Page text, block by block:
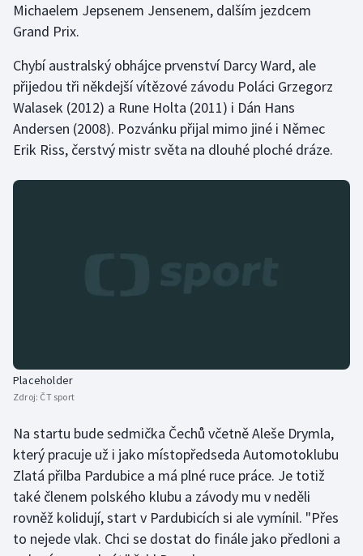
Krasobruslení
Lezení
Lyže a snowboard
Moderní pětiboj
Motorsport
Ragby
Rychlostní kanoistika
Short track
Sportovní střelba
Michaelem Jepsenem Jensenem, dalším jezdcem
Grand Prix.
Chybí australský obhájce prvenství Darcy Ward, ale
přijedou tři někdejší vítězové závodu Poláci Grzegorz
Walasek (2012) a Rune Holta (2011) i Dán Hans
Andersen (2008). Pozvánku přijal mimo jiné i Němec
Erik Riss, čerstvý mistr světa na dlouhé ploché dráze.
Placeholder
Zdroj: ČT sport
Na startu bude sedmička Čechů včetně Aleše Drymla,
který pracuje už i jako místopředseda Automotoklubu
Zlatá přilba Pardubice a má plné ruce práce. Je totiž
také členem polského klubu a závody mu v neděli
rovněž kolidují, start v Pardubicích si ale vymínil. "Přes
to nejede vlak. Chci se dostat do finále jako předloni a